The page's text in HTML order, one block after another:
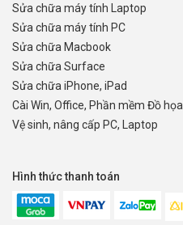
Sửa chữa máy tính Laptop
Sửa chữa máy tính PC
Sửa chữa Macbook
Sửa chữa Surface
Sửa chữa iPhone, iPad
Cài Win, Office, Phần mềm Đồ họa
Vệ sinh, nâng cấp PC, Laptop
Hình thức thanh toán